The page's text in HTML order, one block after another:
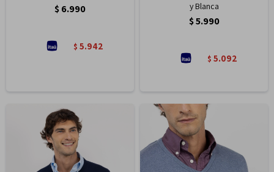
$6.990
$ 5.942
y Blanca
$5.990
$ 5.092